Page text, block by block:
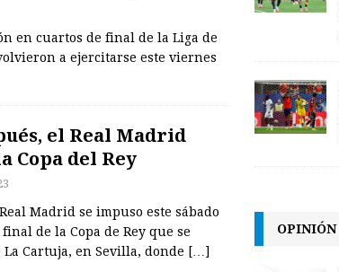
en cuartos de final de la Liga de
a ejercitarse este viernes
el Real Madrid
Copa del Rey
Madrid se impuso este sábado
de la Copa de Rey que se
Cartuja, en Sevilla, donde […]
OPINIÓN